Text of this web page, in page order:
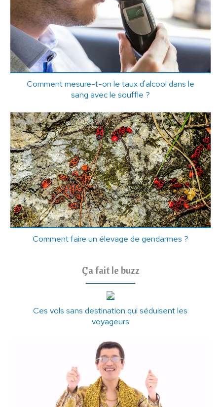
Comment mesure-t-on le taux d'alcool dans le
sang avec le souffle ?
Comment faire un élevage de gendarmes ?
Ça fait le buzz
Ces vols sans destination qui séduisent les
voyageurs